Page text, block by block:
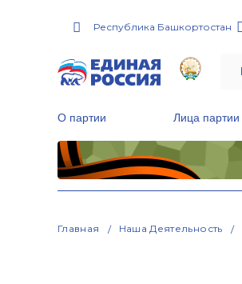
Республика Башкортостан
О партии Лица партии
Главная Наша Деятельность